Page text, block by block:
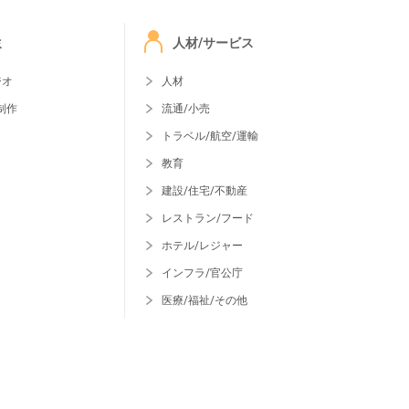
作
人材/サービス
人材
流通/小売
トラベル/航空/運輸
教育
建設/住宅/不動産
レストラン/フード
ホテル/レジャー
インフラ/官公庁
医療/福祉/その他